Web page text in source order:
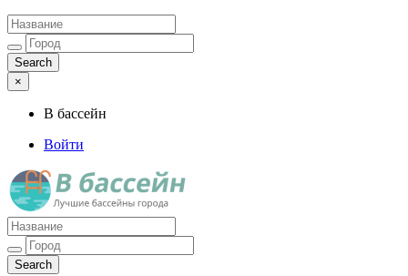
×
В бассейн
Войти
Лучшие бассейны города